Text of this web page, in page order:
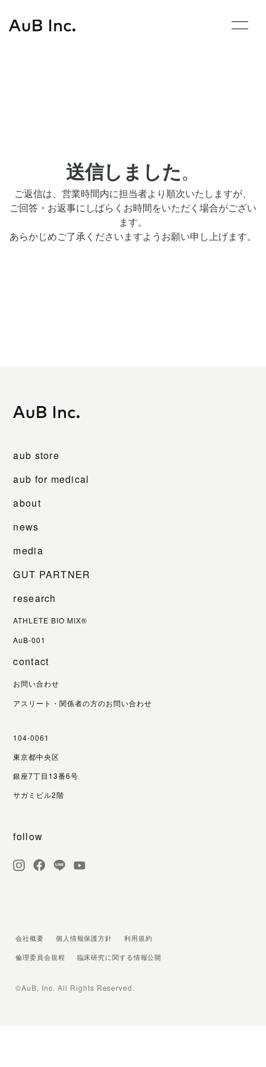
content
送信しました。
ご返信は、営業時間内に担当者より順次いたしますが、
ご回答・お返事にしばらくお時間をいただく場合がござい
ます。
あらかじめご了承くださいますようお願い申し上げます。
aub store
aub for medical
about
news
media
GUT PARTNER
research
ATHLETE BIO MIX®
AuB-001
contact
お問い合わせ
アスリート・関係者の方のお問い合わせ
104-0061
東京都中央区
銀座7丁目13番6号
サガミビル2階
follow
会社概要 個人情報保護方針
利用規約
倫理委員会規程
臨床研究に関する情報公開
©AuB, Inc. All Rights Reserved.